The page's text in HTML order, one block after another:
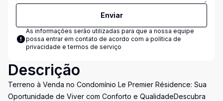
Enviar
As informações serão utilizadas para que a nossa equipe
possa entrar em contato de acordo com a política de
privacidade e termos de serviço
Descrição
Terreno à Venda no Condomínio Le Premier Résidence: Sua
Oportunidade de Viver com Conforto e QualidadeDescubra